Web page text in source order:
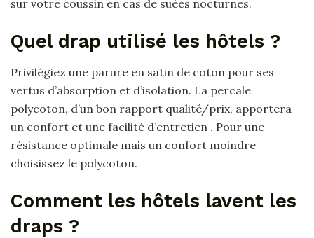
sur votre coussin en cas de suées nocturnes.
Quel drap utilisé les hôtels ?
Privilégiez une parure en satin de coton pour ses
vertus d’absorption et d’isolation. La percale
polycoton, d’un bon rapport qualité/prix, apportera
un confort et une facilité d’entretien . Pour une
résistance optimale mais un confort moindre
choisissez le polycoton.
Comment les hôtels lavent les
draps ?